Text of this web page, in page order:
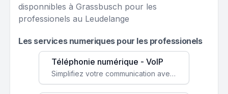
disponnibles à Grassbusch pour les
professionels au Leudelange
Les services numeriques pour les professionels
Téléphonie numérique - VoIP
Simplifiez votre communication avec une solution VoIP flexible, économique et adaptée à vos besoins professionnels.